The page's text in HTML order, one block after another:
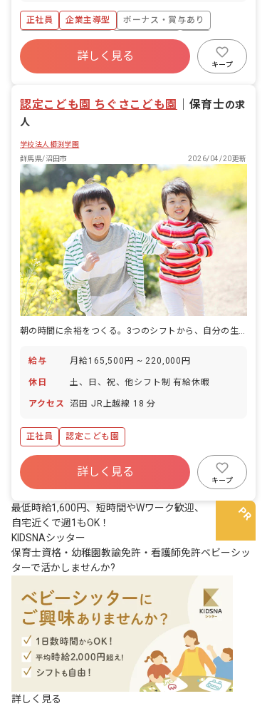
食事のサポート ・行事の準備 ・保護者
対応 ・書類作成 ■園児年齢層：0～5歳
児
正社員 企業主導型
ボーナス・賞与あり
年間休日120日以上
社会保険完備
福利厚生充実
退職金制度
残業少なめ
詳しく見る
キープ
認定こども園 ちぐさこども園 保育士の求
人
学校法人櫛渕学園
群馬県/沼田市
2026/04/20更新
朝の時間に余裕をつくる。3つのシフトから、自分の生活に合わせて選べる。
給与 月給165,500円 ~ 220,000円
休日 土、日、祝、他シフト制 有給休暇
アクセス 沼田 JR上越線 18 分
正社員 認定こども園
詳しく見る
キープ
最低時給1,600円、短時間やWワーク歓迎、
自宅近くで週1もOK！
KIDSNAシッター
保育士資格・幼稚園教諭免許・看護師免許ベビーシッ
ターで活かしませんか?
詳しく見る